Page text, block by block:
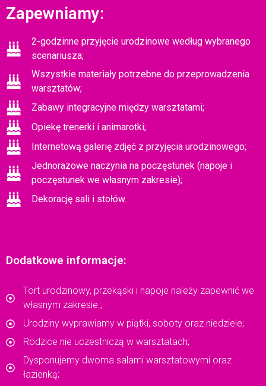
Zapewniamy:
2-godzinne przyjęcie urodzinowe według wybranego
scenariusza;
Wszystkie materiały potrzebne do przeprowadzenia
warsztatów;
Zabawy integracyjne między warsztatami;
Opiekę trenerki i animarotki;
Internetową galerię zdjęć z przyjęcia urodzinowego;
Jednorazowe naczynia na poczęstunek (napoje i
poczęstunek we własnym zakresie);
Dekorację sali i stołów.
Dodatkowe informacje:
Tort urodzinowy, przekąski i napoje należy zapewnić we
własnym zakresie.;
Urodziny wyprawiamy w piątki, soboty oraz niedziele;
Rodzice nie uczestniczą w warsztatach;
Dysponujemy dwoma salami warsztatowymi oraz
łazienką;